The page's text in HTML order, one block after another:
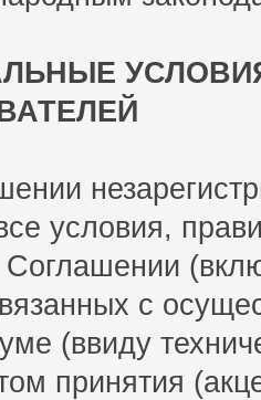
условия,
с
(ввиду
принятия